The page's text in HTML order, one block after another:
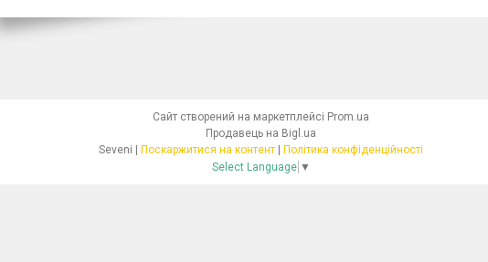
Сайт створений на маркетплейсі Prom.ua
Продавець на Bigl.ua
Seveni | Поскаржитися на контент | Політика конфіденційності
Select Language ▼